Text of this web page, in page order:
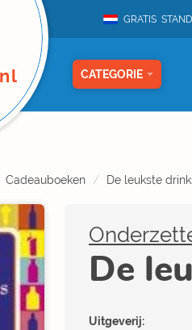
GRATIS
CATEGORIE
Cadeauboeken De leukste
De
Uitgeverij: